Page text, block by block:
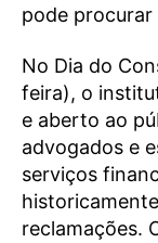
pode procurar
No Dia do
feira), o
e aberto ao
advogados e
serviços
reclamações.